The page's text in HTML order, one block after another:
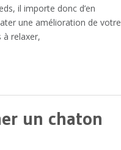
il importe donc d’en
une amélioration de votre
à relaxer,
un chaton